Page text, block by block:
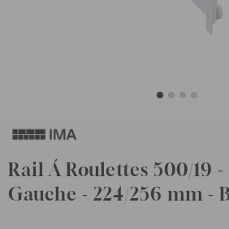
Rail Á Roulettes 500/19
Gauche - 224/256 mm -